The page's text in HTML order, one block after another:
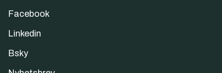
Facebook
Linkedin
Bsky